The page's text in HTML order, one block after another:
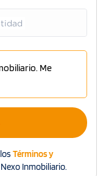
Términos y
Inmobiliario.